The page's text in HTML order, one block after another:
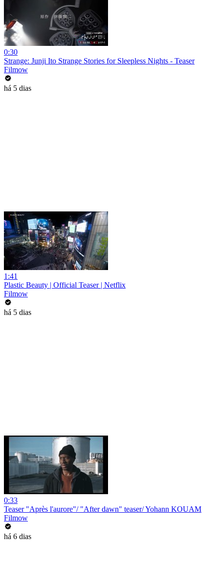
0:30
Strange: Junji Ito Strange Stories for Sleepless Nights - Teaser
Filmow
há 5 dias
1:41
Plastic Beauty | Official Teaser | Netflix
Filmow
há 5 dias
0:33
Teaser "Après l'aurore"/ "After dawn" teaser/ Yohann KOUAM
Filmow
há 6 dias